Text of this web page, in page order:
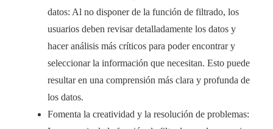
datos: Al no disponer de la función de filtrado, los
usuarios deben revisar detalladamente los datos y
hacer análisis más críticos para poder encontrar y
seleccionar la información que necesitan. Esto puede
resultar en una comprensión más clara y profunda de
los datos.
Fomenta la creatividad y la resolución de problemas: